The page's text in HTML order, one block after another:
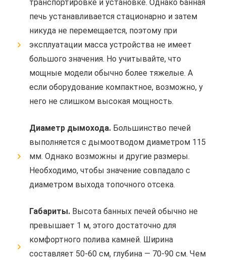
транспортировке и установке. Однако банная
печь устанавливается стационарно и затем
никуда не перемещается, поэтому при
эксплуатации масса устройства не имеет
большого значения. Но учитывайте, что
мощные модели обычно более тяжелые. А
если оборудование компактное, возможно, у
него не слишком высокая мощность.
Диаметр дымохода. Большинство печей
выполняется с дымоотводом диаметром 115
мм. Однако возможны и другие размеры.
Необходимо, чтобы значение совпадало с
диаметром выхода топочного отсека.
Габариты. Высота банных печей обычно не
превышает 1 м, этого достаточно для
комфортного полива камней. Ширина
составляет 50-60 см, глубина — 70-90 см. Чем